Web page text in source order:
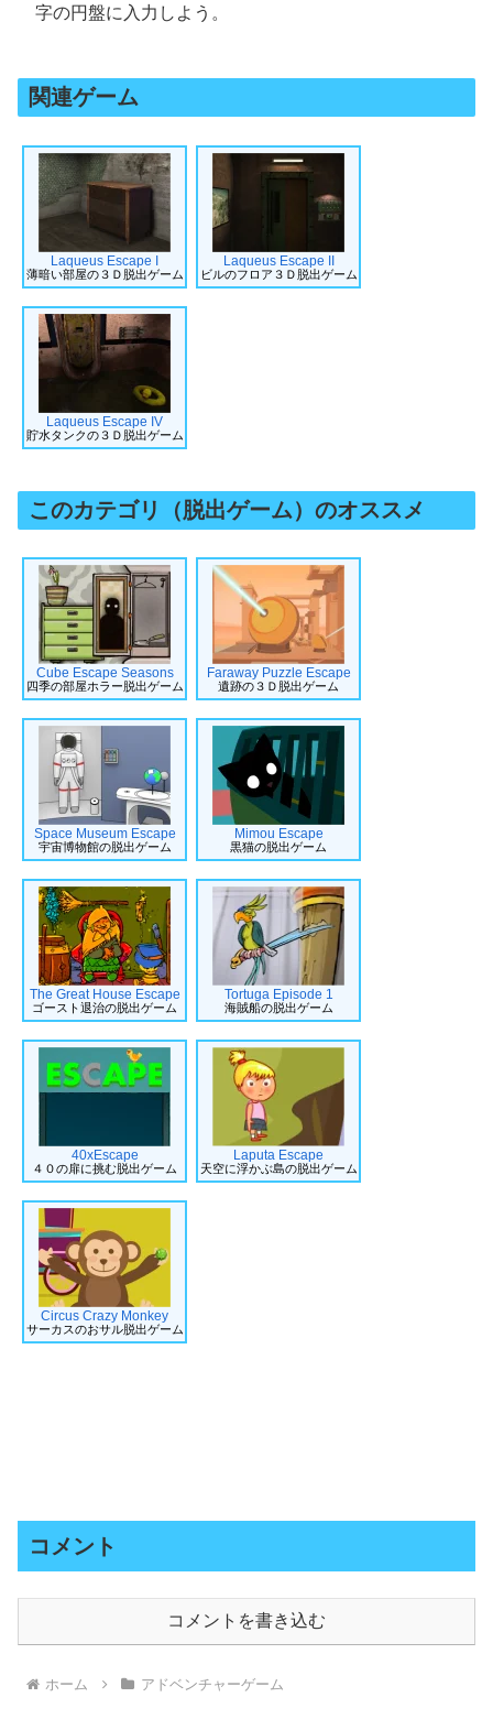
字の円盤に入力しよう。
関連ゲーム
Laqueus Escape I
薄暗い部屋の３Ｄ脱出ゲーム
Laqueus Escape II
ビルのフロア３Ｄ脱出ゲーム
Laqueus Escape IV
貯水タンクの３Ｄ脱出ゲーム
このカテゴリ（脱出ゲーム）のオススメ
Cube Escape Seasons
四季の部屋ホラー脱出ゲーム
Faraway Puzzle Escape
遺跡の３Ｄ脱出ゲーム
Space Museum Escape
宇宙博物館の脱出ゲーム
Mimou Escape
黒猫の脱出ゲーム
The Great House Escape
ゴースト退治の脱出ゲーム
Tortuga Episode 1
海賊船の脱出ゲーム
40xEscape
４０の扉に挑む脱出ゲーム
Laputa Escape
天空に浮かぶ島の脱出ゲーム
Circus Crazy Monkey
サーカスのおサル脱出ゲーム
コメント
コメントを書き込む
ホーム アドベンチャーゲーム